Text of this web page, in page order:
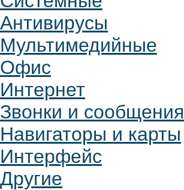
Антивирусы
Мультимедийные
Офис
Интернет
Звонки и сообщения
Навигаторы и карты
Интерфейс
Другие